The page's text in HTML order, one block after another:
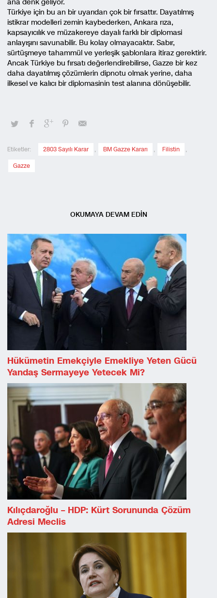
ana denk geliyor.
Türkiye için bu an bir uyarıdan çok bir fırsattır. Dayatılmış
istikrar modelleri zemin kaybederken, Ankara rıza,
kapsayıcılık ve müzakereye dayalı farklı bir diplomasi
anlayışını savunabilir. Bu kolay olmayacaktır. Sabır,
sürtüşmeye tahammül ve yerleşik şablonlara itiraz gerektirir.
Ancak Türkiye bu fırsatı değerlendirebilirse, Gazze bir kez
daha dayatılmış çözümlerin dipnotu olmak yerine, daha
ilkesel ve kalıcı bir diplomasinin test alanına dönüşebilir.
Etiketler: 2803 Sayılı Karar , BM Gazze Kararı , Filistin ,
Gazze
OKUMAYA DEVAM EDİN
Hükümetin Emekçiyle Emekliye Yeten Gücü
Yandaş Sermayeye Yetecek Mi?
Kılıçdaroğlu – HDP: Kürt Sorununda Çözüm
Adresi Meclis